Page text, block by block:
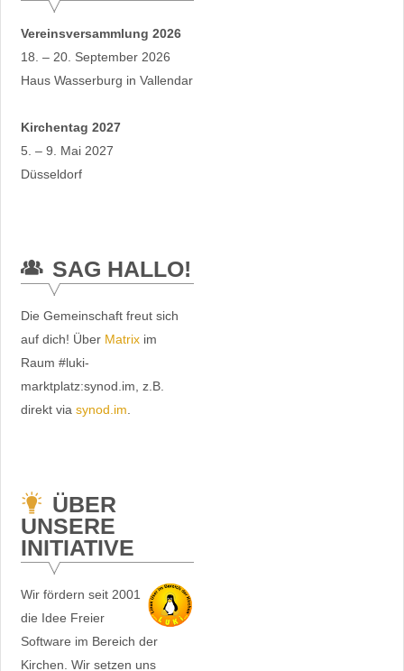
Vereinsversammlung 2026
18. – 20. September 2026
Haus Wasserburg in Vallendar
Kirchentag 2027
5. – 9. Mai 2027
Düsseldorf
SAG HALLO!
Die Gemeinschaft freut sich
auf dich! Über Matrixim
Raum #luki-
marktplatz:synod.im, z.B.
direkt via synod.im.
ÜBER
UNSERE
INITIATIVE
Wir fördern seit 2001
die Idee Freier
Software im Bereich der
Kirchen. Wir setzen uns